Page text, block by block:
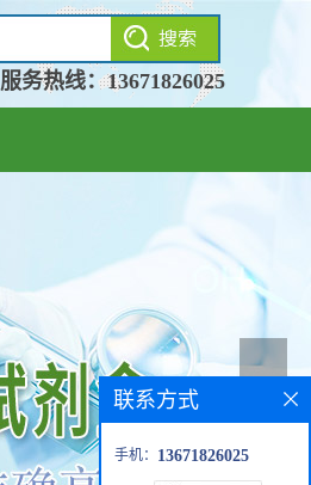
服务热线：13671826025
联系方式
手机： 13671826025